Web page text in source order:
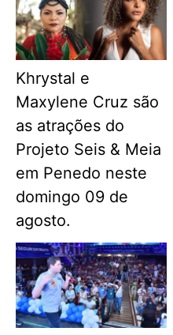
Khrystal e
Maxylene Cruz são
as atrações do
Projeto Seis & Meia
em Penedo neste
domingo 09 de
agosto.